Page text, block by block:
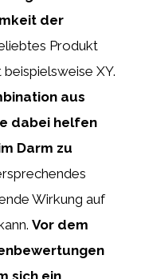
der
Produkt
XY.
aus
dabei helfen
Darm zu
Wirkung auf
Vor dem
sich ein